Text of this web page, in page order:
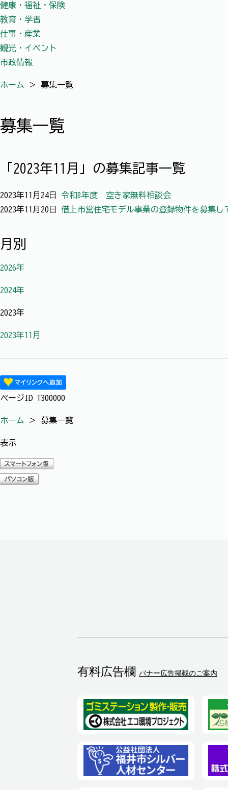
健康・福祉・保険
教育・学習
仕事・産業
観光・イベント
市政情報
ホーム ＞ 募集一覧
募集一覧
「2023年11月」の募集記事一覧
2023年11月24日
令和8年度 空き家無料相談会
2023年11月20日
借上市営住宅モデル事業の登録物件を募集し
月別
2026年
2024年
2023年
2023年11月
ページID T300000
ホーム ＞ 募集一覧
表示
有料広告欄 バナー広告掲載のご案内